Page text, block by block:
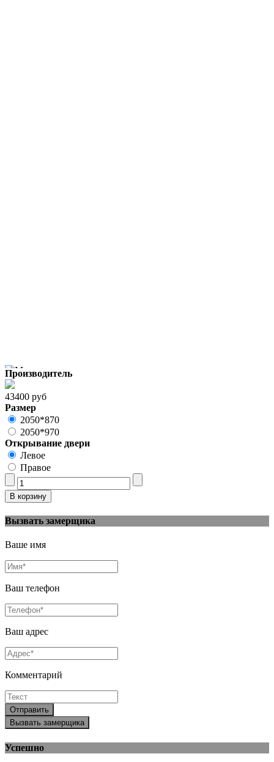
Производитель
43400 руб
Размер
2050*870
2050*970
Открывание двери
Левое
Правое
Вызвать замерщика
Ваше имя
Ваш телефон
Ваш адрес
Комментарий
Отправить
Вызвать замерщика
Успешно